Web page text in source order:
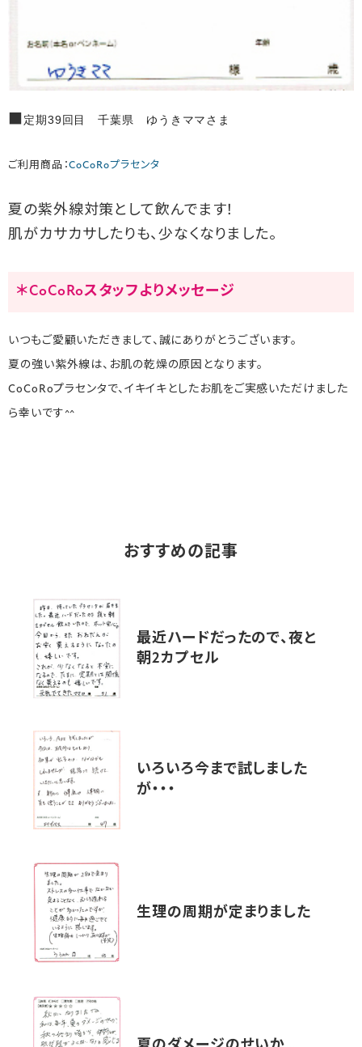
■定期39回目 千葉県 ゆうきママさま
ご利用商品：CoCoRoプラセンタ
夏の紫外線対策として飲んでます！
肌がカサカサしたりも、少なくなりました。
＊CoCoRoスタッフよりメッセージ
いつもご愛顧いただきまして、誠にありがとうございます。
夏の強い紫外線は、お肌の乾燥の原因となります。
CoCoRoプラセンタで、イキイキとしたお肌をご実感いただけました
ら幸いです^^
おすすめの記事
最近ハードだったので、夜と
朝2カプセル
いろいろ今まで試しました
が・・・
生理の周期が定まりました